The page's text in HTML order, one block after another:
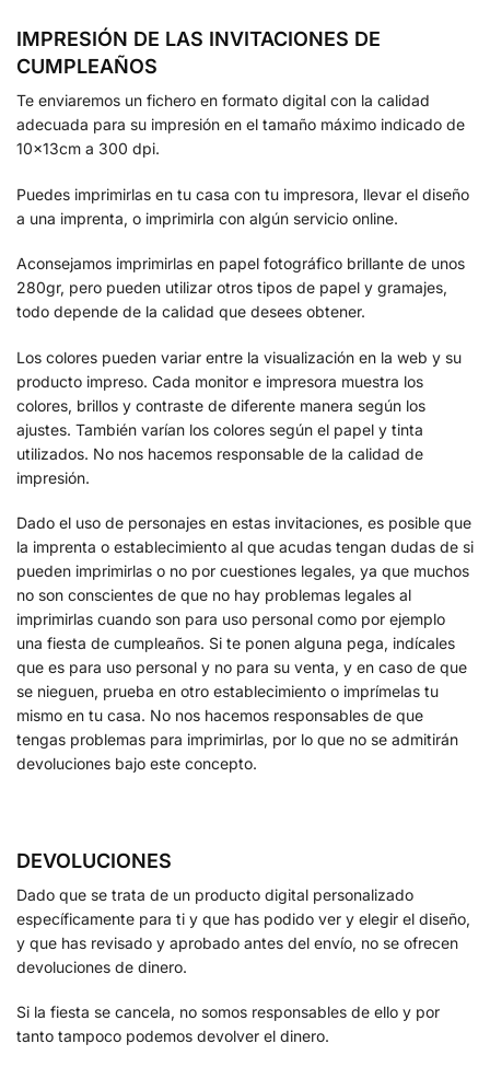
IMPRESIÓN DE LAS INVITACIONES DE
CUMPLEAÑOS
Te enviaremos un fichero en formato digital con la calidad
adecuada para su impresión en el tamaño máximo indicado de
10x13cm a 300 dpi.
Puedes imprimirlas en tu casa con tu impresora, llevar el diseño
a una imprenta, o imprimirla con algún servicio online.
Aconsejamos imprimirlas en papel fotográfico brillante de unos
280gr, pero pueden utilizar otros tipos de papel y gramajes,
todo depende de la calidad que desees obtener.
Los colores pueden variar entre la visualización en la web y su
producto impreso. Cada monitor e impresora muestra los
colores, brillos y contraste de diferente manera según los
ajustes. También varían los colores según el papel y tinta
utilizados. No nos hacemos responsable de la calidad de
impresión.
Dado el uso de personajes en estas invitaciones, es posible que
la imprenta o establecimiento al que acudas tengan dudas de si
pueden imprimirlas o no por cuestiones legales, ya que muchos
no son conscientes de que no hay problemas legales al
imprimirlas cuando son para uso personal como por ejemplo
una fiesta de cumpleaños. Si te ponen alguna pega, indícales
que es para uso personal y no para su venta, y en caso de que
se nieguen, prueba en otro establecimiento o imprímelas tu
mismo en tu casa. No nos hacemos responsables de que
tengas problemas para imprimirlas, por lo que no se admitirán
devoluciones bajo este concepto.
DEVOLUCIONES
Dado que se trata de un producto digital personalizado
específicamente para ti y que has podido ver y elegir el diseño,
y que has revisado y aprobado antes del envío, no se ofrecen
devoluciones de dinero.
Si la fiesta se cancela, no somos responsables de ello y por
tanto tampoco podemos devolver el dinero.